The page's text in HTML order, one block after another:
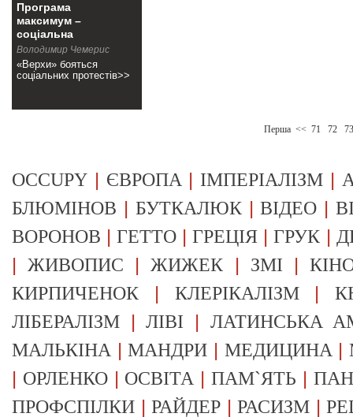
Програма
максимум –
соціальна
революція
Володимир Чемерис
«Верхи» бояться
соціальних протестів>>
Перша << 71 72 73
OCCUPY | ЄВРОПА | ІМПЕРІАЛІЗМ |
БЛЮМІНОВ | БУТКАЛЮК|ВІДЕО |
ВОРОНОВ |ГЕТТО |ГРЕЦІЯ |ГРУК |
|ЖИВОПИС |ЖИЖЕК | ЗМІ |
КИРПИЧЕНОК | КЛЕРІКАЛІЗМ|
ЛІБЕРАЛІЗМ |ЛІВІ | ЛАТИНСЬКА
МАЛЬКІНА |МАНДРИ | МЕДИЦИНА |
| ОРЛЕНКО| ОСВІТА |ПАМ`ЯТЬ |
ПРОФСПІЛКИ |РАЙДЕР |РАСИЗМ |